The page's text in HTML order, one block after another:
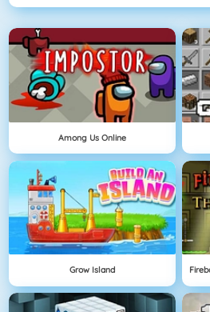
Among Us Online
Grow Island